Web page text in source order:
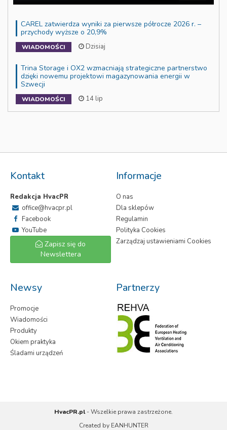
CAREL zatwierdza wyniki za pierwsze półrocze 2026 r. –
przychody wyższe o 20,9%
WIADOMOŚCI Dzisiaj
Trina Storage i OX2 wzmacniają strategiczne partnerstwo
dzięki nowemu projektowi magazynowania energii w
Szwecji
WIADOMOŚCI 14 lip
Kontakt
Redakcja HvacPR
office@hvacpr.pl
Facebook
YouTube
Zapisz się do
Newslettera
Informacje
O nas
Dla sklepów
Regulamin
Polityka Cookies
Zarządzaj ustawieniami Cookies
Newsy
Promocje
Wiadomości
Produkty
Okiem praktyka
Śladami urządzeń
Partnerzy
HvacPR.pl- Wszelkie prawa zastrzeżone.
Created by EANHUNTER